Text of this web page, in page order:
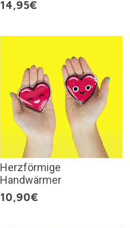
14,95€
Herzförmige
Handwärmer
10,90€